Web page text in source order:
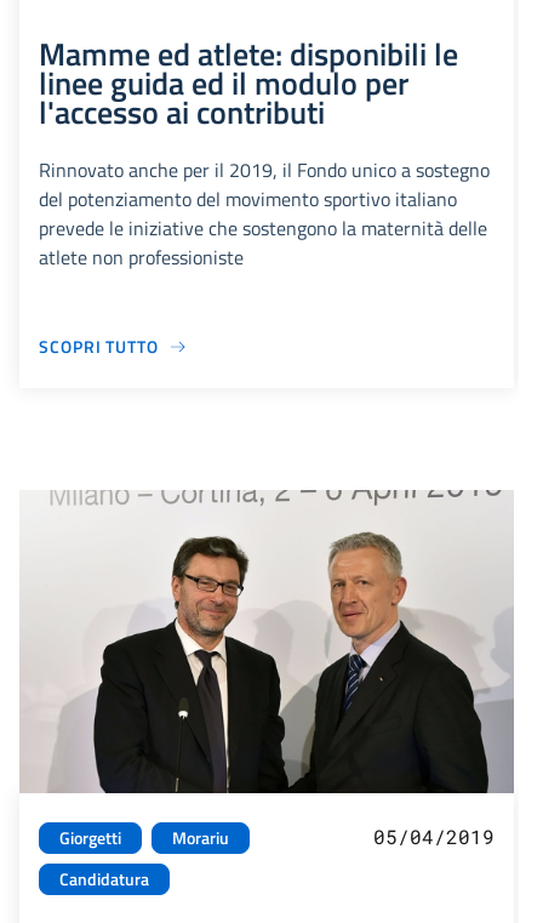
Mamme ed atlete: disponibili le
linee guida ed il modulo per
l'accesso ai contributi
Rinnovato anche per il 2019, il Fondo unico a sostegno
del potenziamento del movimento sportivo italiano
prevede le iniziative che sostengono la maternità delle
atlete non professioniste
SCOPRI TUTTO
Giorgetti
Morariu
Candidatura
05/04/2019